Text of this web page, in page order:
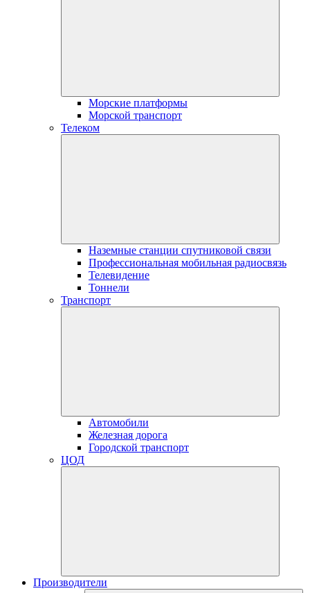
Морские платформы
Морской транспорт
Телеком
Наземные станции спутниковой связи
Профессиональная мобильная радиосвязь
Телевидение
Тоннели
Транспорт
Автомобили
Железная дорога
Городской транспорт
ЦОД
Производители